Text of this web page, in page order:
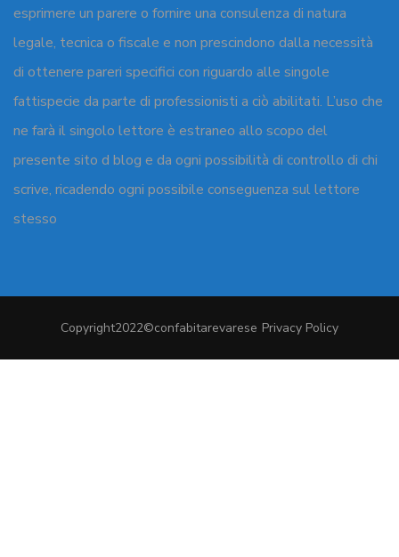
esprimere un parere o fornire una consulenza di natura
legale, tecnica o fiscale e non prescindono dalla necessità
di ottenere pareri specifici con riguardo alle singole
fattispecie da parte di professionisti a ciò abilitati. L’uso che
ne farà il singolo lettore è estraneo allo scopo del
presente sito d blog e da ogni possibilità di controllo di chi
scrive, ricadendo ogni possibile conseguenza sul lettore
stesso
Copyright2022©confabitarevarese Privacy Policy